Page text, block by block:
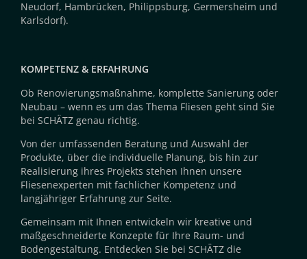
Neudorf, Hambrücken, Philippsburg, Germersheim und
Karlsdorf).
KOMPETENZ & ERFAHRUNG
Ob Renovierungsmaßnahme, komplette Sanierung oder
Neubau – wenn es um das Thema Fliesen geht sind Sie
bei SCHÄTZ genau richtig.
Von der umfassenden Beratung und Auswahl der
Produkte, über die individuelle Planung, bis hin zur
Realisierung ihres Projekts stehen Ihnen unsere
Fliesenexperten mit fachlicher Kompetenz und
langjähriger Erfahrung zur Seite.
Gemeinsam mit Ihnen entwickeln wir kreative und
maßgeschneiderte Konzepte für Ihre Raum- und
Bodengestaltung. Entdecken Sie bei SCHÄTZ die